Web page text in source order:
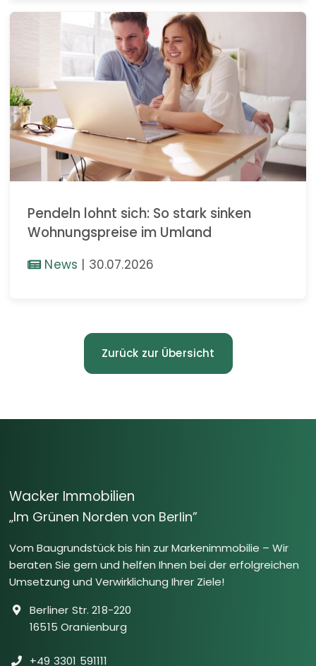
Pendeln lohnt sich: So stark sinken
Wohnungspreise im Umland
News | 30.07.2026
Zurück zur Übersicht
Wacker Immobilien
„Im Grünen Norden von Berlin”
Vom Baugrundstück bis hin zur Markenimmobilie – Wir
beraten Sie gern und helfen Ihnen bei der erfolgreichen
Umsetzung und Verwirklichung Ihrer Ziele!
Berliner Str. 218-220
16515 Oranienburg
+49 3301 591111